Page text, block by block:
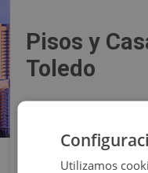
Pisos y
Toledo
FiltrosUtilizamos